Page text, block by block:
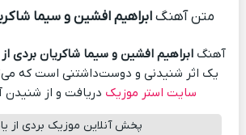
متن آهنگابراهیم افشین و سیما
آهنگابراهیم افشین و سیما شاکریان بردی
یک اثر شنیدنی و دوست‌داشتنی است که
سایت استر موزیک دریافت و از شنیدن
پخش آنلاین موزیک بردی از